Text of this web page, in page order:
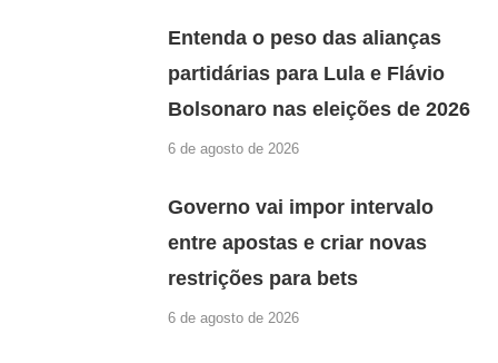
Entenda o peso das alianças
partidárias para Lula e Flávio
Bolsonaro nas eleições de 2026
6 de agosto de 2026
Governo vai impor intervalo
entre apostas e criar novas
restrições para bets
6 de agosto de 2026